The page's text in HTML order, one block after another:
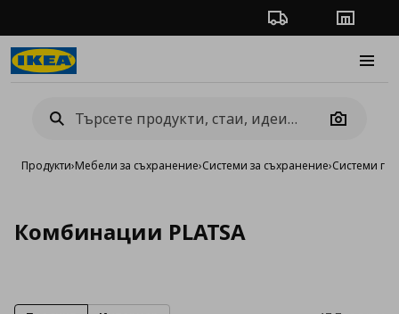
Проследяване на
Camera
Продукти›Мебели за съхранение›Системи за съхранение›Системи
Комбинации PLATSA